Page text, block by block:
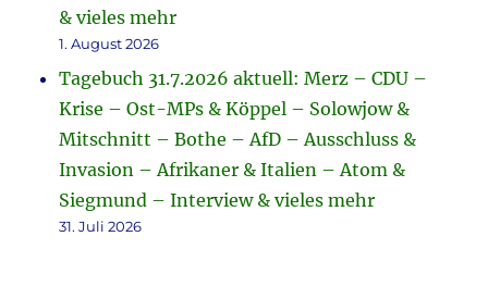
& vieles mehr
1. August 2026
Tagebuch 31.7.2026 aktuell: Merz – CDU –
Krise – Ost-MPs & Köppel – Solowjow &
Mitschnitt – Bothe – AfD – Ausschluss &
Invasion – Afrikaner & Italien – Atom &
Siegmund – Interview & vieles mehr
31. Juli 2026